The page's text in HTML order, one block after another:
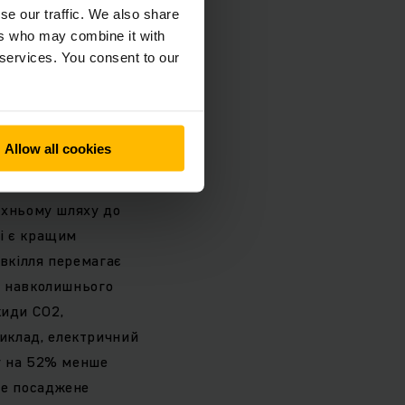
our traffic. We also share
who may combine it with
You consent to our
Allow all cookies
близько 50
показує,
шляху до
є кращим
перемагає
навколишнього
CO2,
електричний
на 52% менше
посаджене